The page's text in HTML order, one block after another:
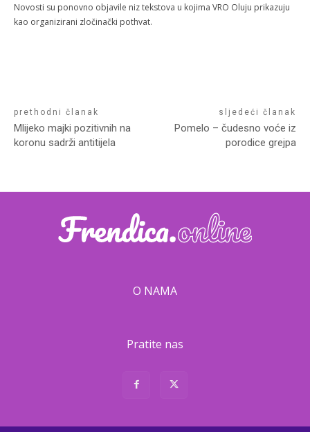
Novosti su ponovno objavile niz tekstova u kojima VRO Oluju prikazuju
kao organizirani zločinački pothvat.
prethodni članak
Mlijeko majki pozitivnih na
koronu sadrži antitijela
sljedeći članak
Pomelo – čudesno voće iz
porodice grejpa
O NAMA
Pratite nas